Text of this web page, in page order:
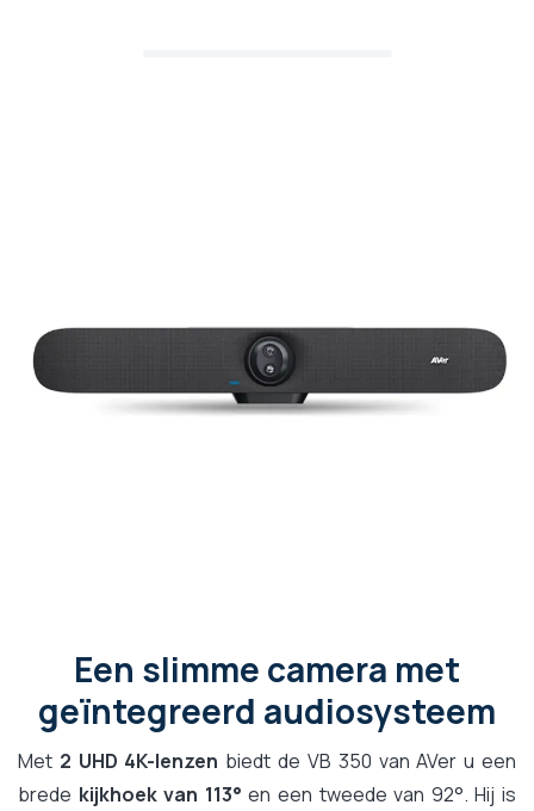
Een slimme camera met
geïntegreerd audiosysteem
Met 2 UHD 4K-lenzen biedt de VB 350 van AVer u een
brede kijkhoek van 113° en een tweede van 92°. Hij is